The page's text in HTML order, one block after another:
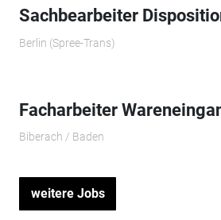
Sachbearbeiter
Berlin (Spree-Trans)
Facharbeiter
Biberach / Baden
weitere Jobs